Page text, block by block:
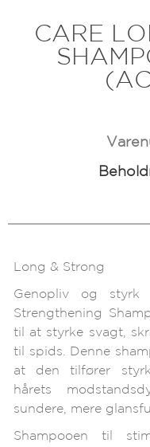
CARE
Long & Strong
Genopliv og
Strengthening
til at styrke svagt,
til spids. Denne
at den tilfører
hårets
sundere, mere
Shampooen til